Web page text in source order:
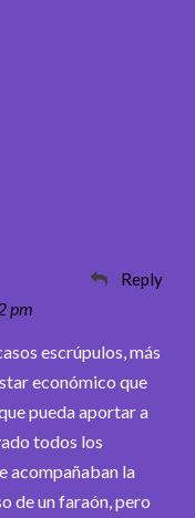
pm
Reply
escrúpulos, más
económico que
pueda aportar a
todos los
acompañaban la
de un faraón, pero